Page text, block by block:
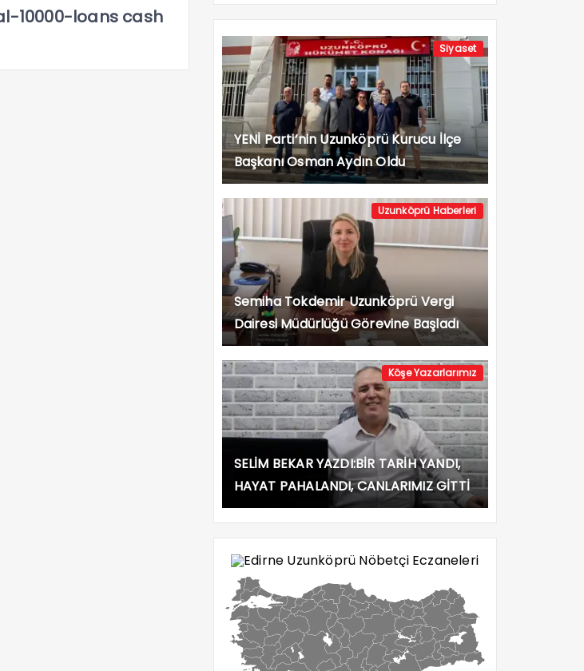
10000-loans cash
Siyaset
YENİ Parti’nin Uzunköprü Kurucu İlçe
Başkanı Osman Aydın Oldu
Uzunköprü Haberleri
Semiha Tokdemir Uzunköprü Vergi
Dairesi Müdürlüğü Görevine Başladı
Köşe Yazarlarımız
SELİM BEKAR YAZDI:BİR TARİH YANDI,
HAYAT PAHALANDI, CANLARIMIZ GİTTİ